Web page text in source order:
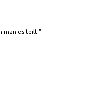
man es teilt."